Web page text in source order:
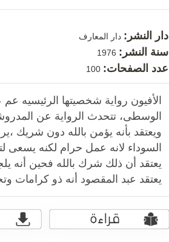
دار النشر: دار المعارف
سنة النشر:
عدد الصفحات:
الأفيون رواية شخصيتها الرئيسيه
الوسطى، تتحدث الرواية عن
ويعتقد بأنه يؤمن بالله دون شريك
السوداء لانه عمل حرام لكنه يسعى
يعتقد أن ذلك شرك بالله فحين أنه
يعتقد عبد المقصود أنه ذو كرامات